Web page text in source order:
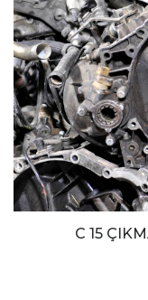
C 15